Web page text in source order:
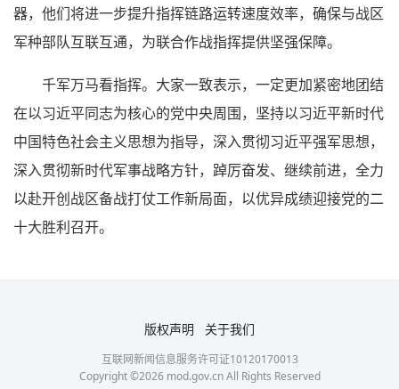
器，他们将进一步提升指挥链路运转速度效率，确保与战区
军种部队互联互通，为联合作战指挥提供坚强保障。
千军万马看指挥。大家一致表示，一定更加紧密地团结
在以习近平同志为核心的党中央周围，坚持以习近平新时代
中国特色社会主义思想为指导，深入贯彻习近平强军思想，
深入贯彻新时代军事战略方针，踔厉奋发、继续前进，全力
以赴开创战区备战打仗工作新局面，以优异成绩迎接党的二
十大胜利召开。
版权声明 关于我们
互联网新闻信息服务许可证10120170013
Copyright ©2026mod.gov.cn All Rights Reserved